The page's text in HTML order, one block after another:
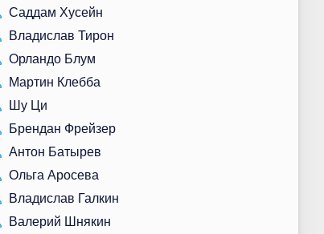
Саддам Хусейн
Владислав Тирон
Орландо Блум
Мартин Клебба
Шу Ци
Брендан Фрейзер
Антон Батырев
Ольга Аросева
Владислав Галкин
Валерий Шнякин